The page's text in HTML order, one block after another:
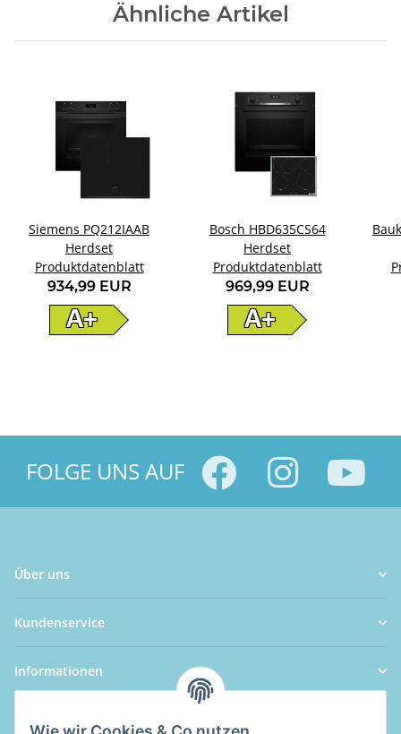
Ähnliche Artikel
Siemens PQ212IAAB
Herdset
Produktdatenblatt
934,99 EUR
A+
Bosch HBD635CS64
Herdset
Produktdatenblatt
969,99 EUR
A+
FOLGE UNS AUF
Über uns
Kundenservice
Informationen